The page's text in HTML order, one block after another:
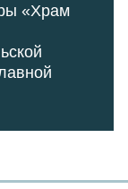
«Храм